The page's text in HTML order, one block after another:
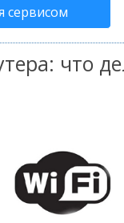
сервисом
что